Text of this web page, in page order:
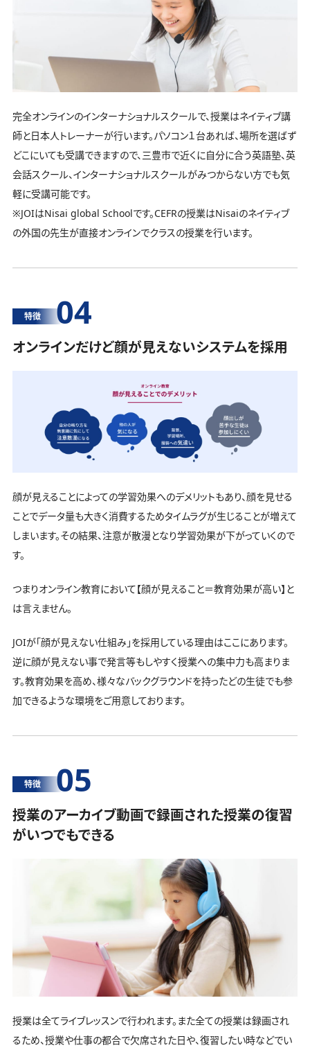
完全オンラインのインターナショナルスクールで、授業はネイティブ講
師と日本人トレーナーが行います。パソコン１台あれば、場所を選ばず
どこにいても受講できますので、三豊市で近くに自分に合う英語塾、英
会話スクール、インターナショナルスクールがみつからない方でも気
軽に受講可能です。
※JOIはNisai global Schoolです。CEFRの授業はNisaiのネイティブ
の外国の先生が直接オンラインでクラスの授業を行います。
特徴 04
オンラインだけど顔が見えないシステムを採用
顔が見えることによっての学習効果へのデメリットもあり、顔を見せる
ことでデータ量も大きく消費するためタイムラグが生じることが増えて
しまいます。その結果、注意が散漫となり学習効果が下がっていくので
す。
つまりオンライン教育において【顔が見えること＝教育効果が高い】と
は言えません。
JOIが「顔が見えない仕組み」を採用している理由はここにあります。
逆に顔が見えない事で発言等もしやすく授業への集中力も高まりま
す。教育効果を高め、様々なバックグラウンドを持ったどの生徒でも参
加できるような環境をご用意しております。
特徴 05
授業のアーカイブ動画で録画された授業の復習
がいつでもできる
授業は全てライブレッスンで行われます。また全ての授業は録画され
るため、授業や仕事の都合で欠席された日や、復習したい時などでい